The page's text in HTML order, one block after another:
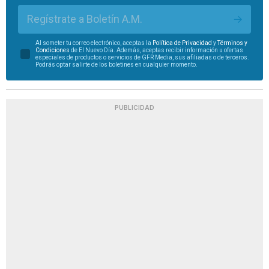
Regístrate a Boletín A.M.
Al someter tu correo electrónico, aceptas la Política de Privacidad yTérminos y
Condiciones de El Nuevo Día. Además, aceptas recibir información u ofertas
especiales de productos o servicios de GFR Media, sus afiliadas o de terceros.
Podrás optar salirte de los boletines en cualquier momento.
PUBLICIDAD